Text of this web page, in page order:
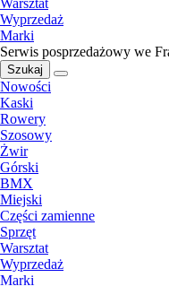
Warsztat
Wyprzedaż
Marki
Serwis posprzedażowy we
Szukaj
Nowości
Kaski
Rowery
Szosowy
Żwir
Górski
BMX
Miejski
Części zamienne
Sprzęt
Warsztat
Wyprzedaż
Marki